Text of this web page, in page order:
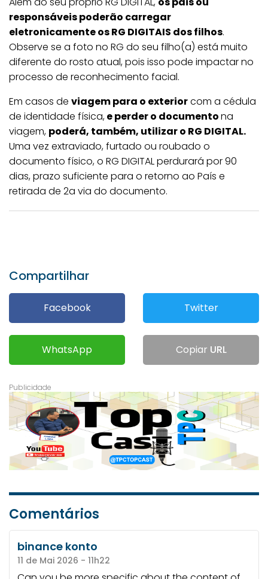
responsáveis poderão carregar
eletronicamente os RG DIGITAIS dos filhos.
Observe se a foto no RG do seu filho(a) está muito
diferente do rosto atual, pois isso pode impactar no
processo de reconhecimento facial.
Em casos de viagem para o exteriorcom a cédula
de identidade física,e perder o documentona
viagem, poderá, também, utilizar o RG DIGITAL.
Uma vez extraviado, furtado ou roubado o
documento físico, o RG DIGITAL perdurará por 90
dias, prazo suficiente para o retorno ao País e
retirada de 2a via do documento.
Compartilhar
Facebook Twitter
WhatsApp Copiar URL
Comentários
binance konto
11 de Mai 2026 - 11h22